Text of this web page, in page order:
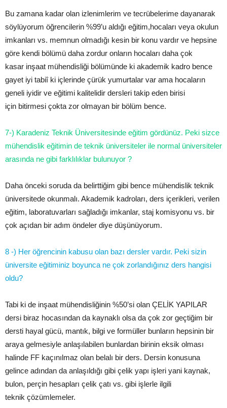
Bu zamana kadar olan izlenimlerim ve tecrübelerime dayanarak
söylüyorum öğrencilerin %99’u aldığı eğitim,hocaları veya okulun
imkanları vs. memnun olmadığı kesin bir konu vardır ve hepsine
göre kendi bölümü daha zordur onların hocaları daha çok
kasar inşaat mühendisliği bölümünde ki akademik kadro bence
gayet iyi tabiî ki içlerinde çürük yumurtalar var ama hocaların
geneli iyidir ve eğitimi kalitelidir dersleri takip eden birisi
için bitirmesi çokta zor olmayan bir bölüm bence.
7-­) Karadeniz Teknik Üniversitesinde eğitim gördünüz. Peki sizce
mühendislik eğitimin de teknik üniversiteler ile normal üniversiteler
arasında ne gibi farklılıklar bulunuyor ?
Daha önceki soruda da belirttiğim gibi bence mühendislik teknik
üniversitede okunmalı. Akademik kadroları, ders içerikleri, verilen
eğitim, laboratuvarları sağladığı imkanlar, staj komisyonu vs. bir
çok açıdan bir adım öndeler diye düşünüyorum.
8 -­) Her öğrencinin kabusu olan bazı dersler vardır. Peki sizin
üniversite eğitiminiz boyunca ne çok zorlandığınız ders hangisi
oldu?
Tabi ki de inşaat mühendisliğinin %50’si olan ÇELİK YAPILAR
dersi biraz hocasından da kaynaklı olsa da çok zor geçtiğim bir
dersti hayal gücü, mantık, bilgi ve formüller bunların hepsinin bir
araya gelmesiyle anlaşılabilen bunlardan birinin eksik olması
halinde FF kaçınılmaz olan belalı bir ders. Dersin konusuna
gelince adından da anlaşıldığı gibi çelik yapı işleri yani kaynak,
bulon, perçin hesapları çelik çatı vs. gibi işlerle ilgili
teknik çözümlemeler.